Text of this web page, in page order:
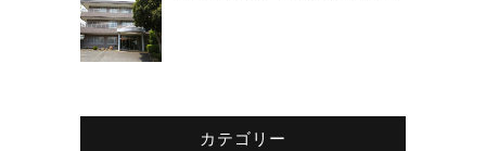
カテゴリー